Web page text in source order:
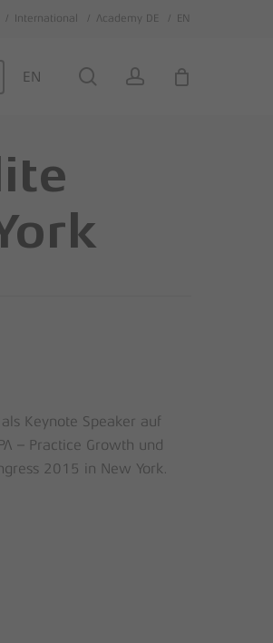
International Academy DE EN
EN searchaccount
Keynote Speaker auf
– Practice Growth und
2015 in New York.